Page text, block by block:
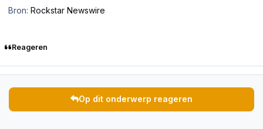
Bron: Rockstar Newswire
Reageren
Op dit onderwerp reageren